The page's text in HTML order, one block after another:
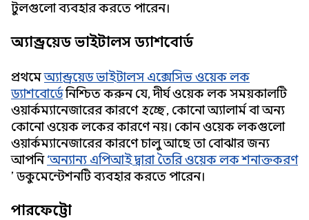
টুলগুলো ব্যবহার করতে পারেন।
অ্যান্ড্রয়েড ভাইটালস ড্যাশবোর্ড
প্রথমেঅ্যান্ড্রয়েড ভাইটালস এক্সেসিভ ওয়েক লক
ড্যাশবোর্ডেনিশ্চিত করুন যে, দীর্ঘ ওয়েক লক সময়কালটি
ওয়ার্কম্যানেজারের কারণে হচ্ছে, কোনো অ্যালার্ম বা অন্য
কোনো ওয়েক লকের কারণে নয়। কোন ওয়েক লকগুলো
ওয়ার্কম্যানেজারের কারণে চালু আছে তা বোঝার জন্য
আপনি‘অন্যান্য এপিআই দ্বারা তৈরি ওয়েক লক শনাক্তকরণ
’ ডকুমেন্টেশনটি ব্যবহার করতে পারেন।
পারফেট্টো